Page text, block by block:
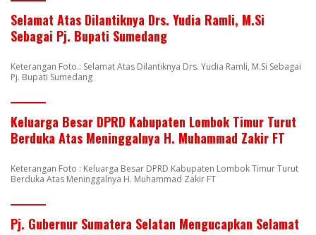
Selamat Atas Dilantiknya Drs. Yudia Ramli, M.Si
Sebagai Pj. Bupati Sumedang
Keterangan Foto.: Selamat Atas Dilantiknya Drs. Yudia Ramli, M.Si Sebagai
Pj. Bupati Sumedang
Keluarga Besar DPRD Kabupaten Lombok Timur Turut
Berduka Atas Meninggalnya H. Muhammad Zakir FT
Keterangan Foto : Keluarga Besar DPRD Kabupaten Lombok Timur Turut
Berduka Atas Meninggalnya H. Muhammad Zakir FT
Pj. Gubernur Sumatera Selatan Mengucapkan Selamat